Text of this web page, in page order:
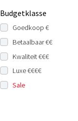
Budgetklasse
Goedkoop €
Betaalbaar €€
Kwaliteit €€€
Luxe €€€€
Sale